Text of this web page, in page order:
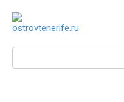
контенту
Поиск: